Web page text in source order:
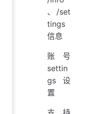
、/set
tings
信息
账号
settin
gs 设
置